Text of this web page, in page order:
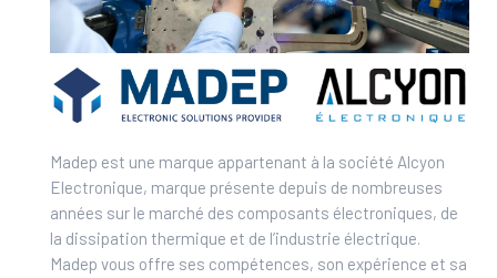
Madep est une marque appartenant à la société Alcyon
Electronique, marque présente depuis de nombreuses
années sur le marché des composants électroniques, de
la dissipation thermique et de l’industrie électrique.
Madep vous offre ses compétences, son expérience et sa